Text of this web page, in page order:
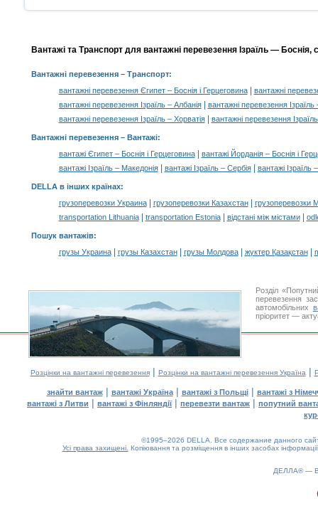
Вантажі та Транспорт для вантажні перевезення Ізраїль — Боснія,
Вантажні перевезення– Транспорт:
вантажні перевезення Єгипет – Боснія і Герцеговина|
вантажні
вантажні перевезення Ізраїль – Албанія|
вантажні перевезення Ізраїль
вантажні перевезення Ізраїль – Хорватія| вантажні перевезення
Вантажні перевезення – Вантажі:
вантажі Єгипет – Боснія і Герцеговина|
вантажі Йорданія – Боснія і
вантажі Ізраїль – Македонія| вантажі Ізраїль – Сербія| вантажі Ізраїль
DELLA в інших країнах:
грузоперевозки Украина| грузоперевозки Казахстан|
грузоперевозки
transportation Lithuania| transportation Estonia| відстані між містами|
Пошук вантажів:
грузы Украина| грузы Казахстан| грузы Молдова| жүктер Қазақстан|
Розділ
перевезення
автомобільних
пріоритет —
Розцінки на вантажні перевезення| Розцінки на вантажні перевезення Україна |
знайти вантаж| вантажі Україна| вантажі з Польщі| вантажі з
вантажі з Литви | вантажі з Фінляндії| перевезти вантаж | попутний
©1995–2026 DELLA. Все содержание данного
Усі права захищені. Копіювання та розміщення в інших засобах
ДЕЛЛА® —